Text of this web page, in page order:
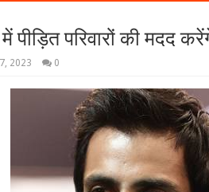
पीड़ित परिवारों की मदद
2023 0